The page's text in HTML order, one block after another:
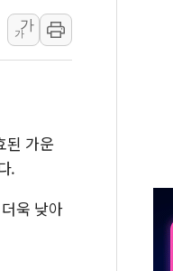
구급과장 회의…중증환자 이
·육아 지원 한눈에'…인사처,
으로 게임 끝…김민석, 신천
코리아빌드위크' 참가…리모
할랄까지…대상, 종가가 넘
업종 11% 급등…구리 가격 상
스닥 성장주 담은 채권혼합 펀
가
가
된 가운
.
욱 낮아